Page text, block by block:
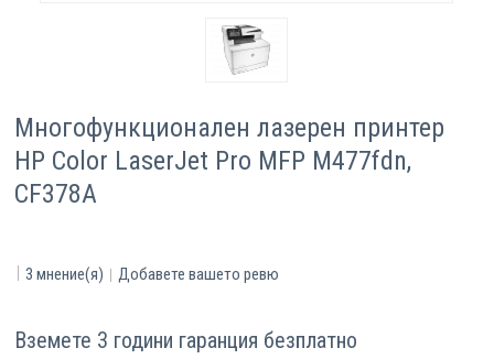
Смартфони
Многофункционален лазерен принтер
HP Color LaserJet Pro MFP M477fdn,
CF378A
3 мнение(я) Добавете вашето ревю
Вземете 3 години гаранция безплатно